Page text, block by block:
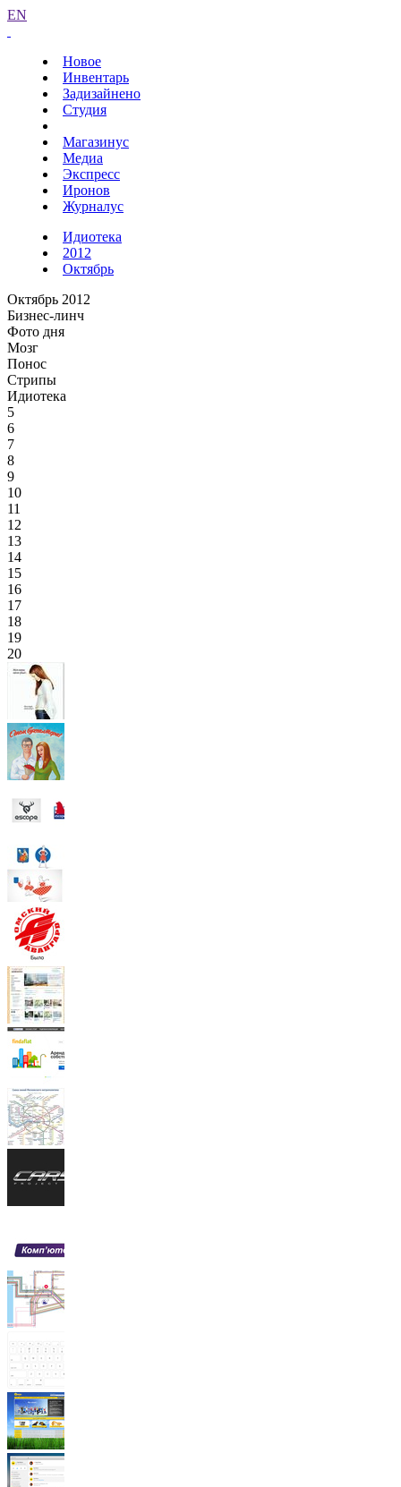
EN
Новое
Инвентарь
Задизайнено
Студия
Магазинус
Медиа
Экспресс
Иронов
Журналус
Идиотека
2012
Октябрь
Октябрь 2012
Бизнес-линч
Фото дня
Мозг
Понос
Стрипы
Идиотека
5
6
7
8
9
10
11
12
13
14
15
16
17
18
19
20